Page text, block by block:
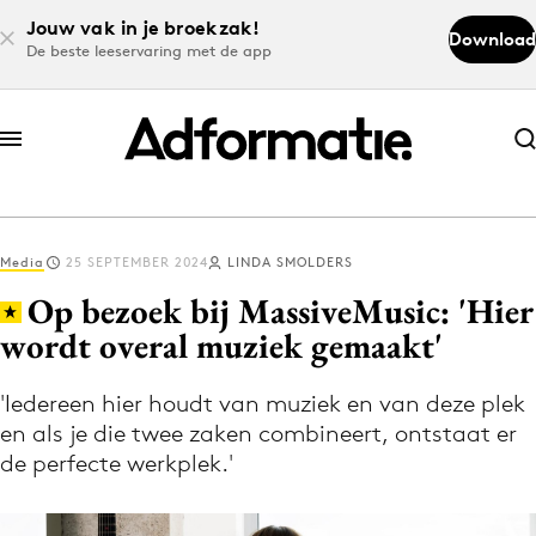
Jouw vak in je broekzak!
De beste leeservaring met de app
Download
Abonneer nu
Abonneer nu
Log in
Download de app
Volg het laatste nieuws via de Adformatie
Nieuws app
Media 25 SEPTEMBER 2024 LINDA SMOLDERS
Op bezoek bij MassiveMusic: 'Hier
wordt overal muziek gemaakt'
'Iedereen hier houdt van muziek en van deze plek
en als je die twee zaken combineert, ontstaat er
de perfecte werkplek.'